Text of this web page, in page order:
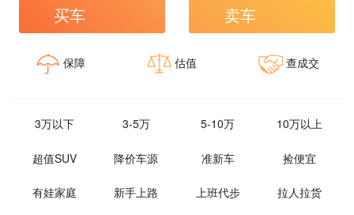
买车 卖车
保障 估值 查成交
3万以下 3-5万 5-10万 10万以上
超值SUV 降价车源 准新车 捡便宜
有娃家庭 新手上路 上班代步 拉人拉货